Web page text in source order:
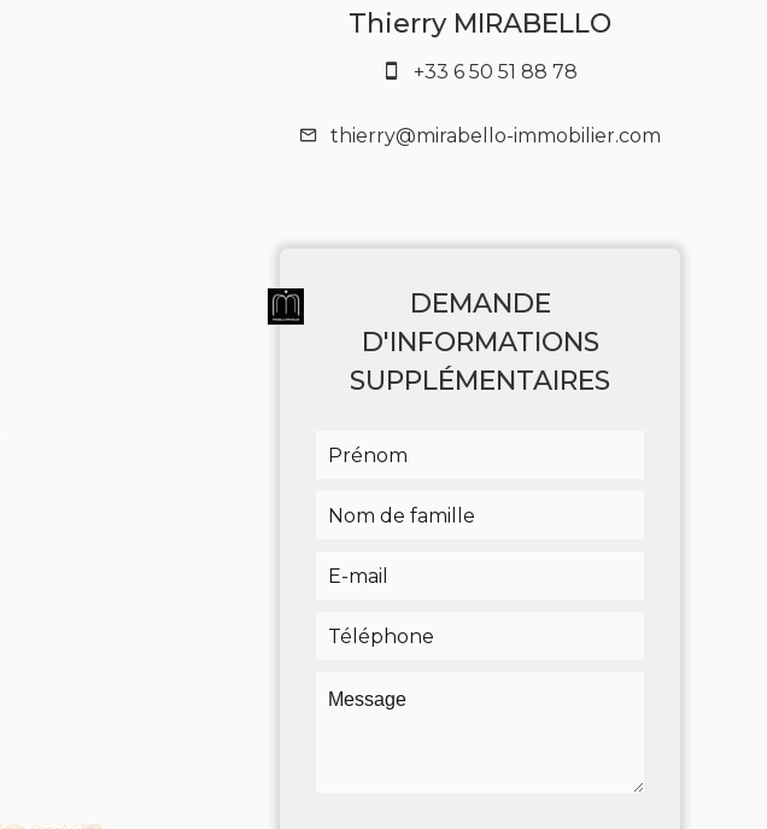
Thierry MIRABELLO
+33 6 50 51 88 78
thierry@mirabello-immobilier.com
DEMANDE
D'INFORMATIONS
SUPPLÉMENTAIRES